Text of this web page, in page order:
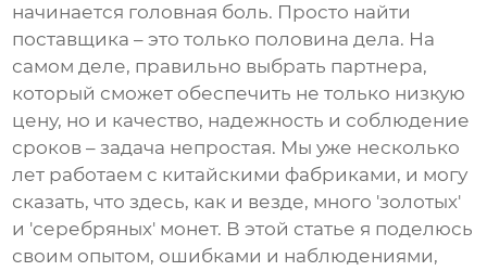
начинается головная боль. Просто найти
поставщика – это только половина дела. На
самом деле, правильно выбрать партнера,
который сможет обеспечить не только низкую
цену, но и качество, надежность и соблюдение
сроков – задача непростая. Мы уже несколько
лет работаем с китайскими фабриками, и могу
сказать, что здесь, как и везде, много 'золотых'
и 'серебряных' монет. В этой статье я поделюсь
своим опытом, ошибками и наблюдениями,